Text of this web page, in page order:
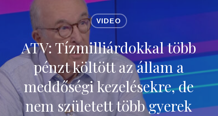
VIDEO
ATV: Tízmilliárdokkal több
pénzt költött az állam a
meddőségi kezelésekre, de
nem született több gyerek